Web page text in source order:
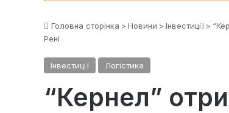
Головна сторінка > Новини > Інвестиції >
Рені
Інвестиції Логістика
“Кернел”